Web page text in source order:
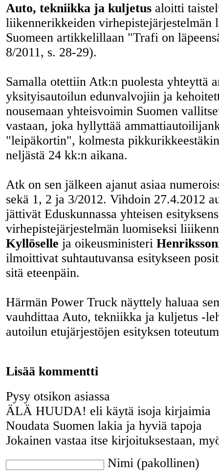
Auto, tekniikka ja kuljetusaloitti
liikennerikkeiden virhepistejärjestelmän
Suomeen artikkelillaan "Trafi on
8/2011, s. 28-29).
Samalla otettiin Atk:n puolesta yhteyttä
yksityisautoilun edunvalvojiin ja
nousemaan yhteisvoimin Suomen
vastaan, joka hyllyttää
"leipäkortin", kolmesta
neljästä 24 kk:n aikana.
Atk on sen jälkeen ajanut asiaa
sekä 1, 2 ja 3/2012. Vihdoin 27.4.2012
jättivät Eduskunnassa yhteisen
virhepistejärjestelmän luomiseksi
Kyllöselle ja oikeusministeri
ilmoittivat suhtautuvansa esitykseen
sitä eteenpäin.
Härmän Power Truck näyttely haluaa
vauhdittaa Auto, tekniikka ja kuljetus -
autoilun etujärjestöjen esityksen
Lisää kommentti
Pysy otsikon asiassa
ÄLÄ HUUDA! eli käytä isoja kirjaimia
Noudata Suomen lakia ja hyviä tapoja
Jokainen vastaa itse kirjoituksestaan,
Nimi (pakollinen)